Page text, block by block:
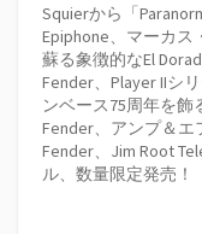
Squierから「
Epiphone、マーカ
蘇る象徴的なEl
Fender、Player IIシ
ンベース75周年を飾
Fender、アンプ＆エ
Fender、Jim Root
ル、数量限定発売！